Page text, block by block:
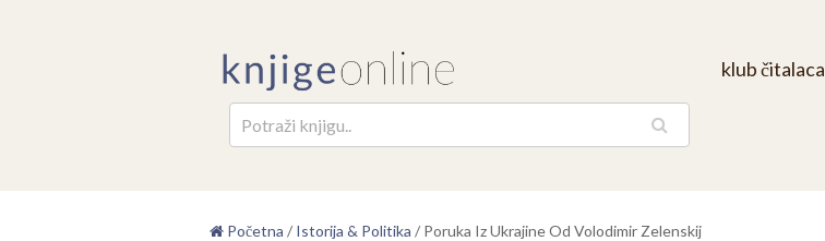
klub čitalaca
Početna / Istorija & Politika / Poruka Iz Ukrajine Od Volodimir Zelenskij